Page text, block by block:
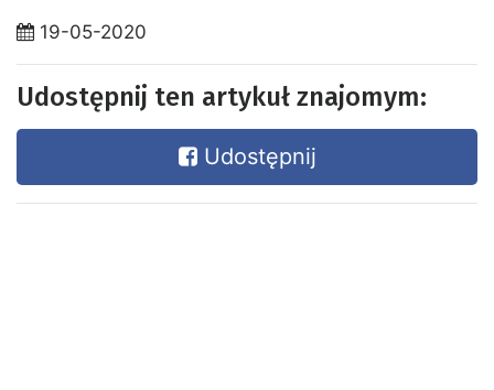
19-05-2020
Udostępnij ten artykuł znajomym:
Udostępnij